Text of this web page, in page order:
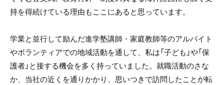
持を得続けている理由もここにあると思っています。
学業と並行して励んだ進学塾講師・家庭教師等のアルバイト
やボランティアでの地域活動を通して、私は「子ども」や「保
護者」と接する機会を多く持っていました。就職活動のさな
か、当社の近くを通りかかり、思いつきで訪問したことが転